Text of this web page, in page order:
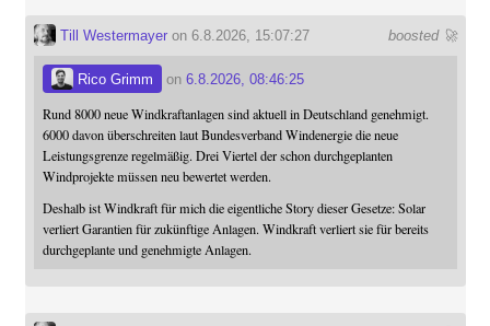
boosted 🚀
Till Westermayeron 6.8.2026, 15:07:27
Rico Grimm on 6.8.2026, 08:46:25
Rund 8000 neue Windkraftanlagen sind aktuell in Deutschland genehmigt.
6000 davon überschreiten laut Bundesverband Windenergie die neue
Leistungsgrenze regelmäßig. Drei Viertel der schon durchgeplanten
Windprojekte müssen neu bewertet werden.
Deshalb ist Windkraft für mich die eigentliche Story dieser Gesetze: Solar
verliert Garantien für zukünftige Anlagen. Windkraft verliert sie für bereits
durchgeplante und genehmigte Anlagen.